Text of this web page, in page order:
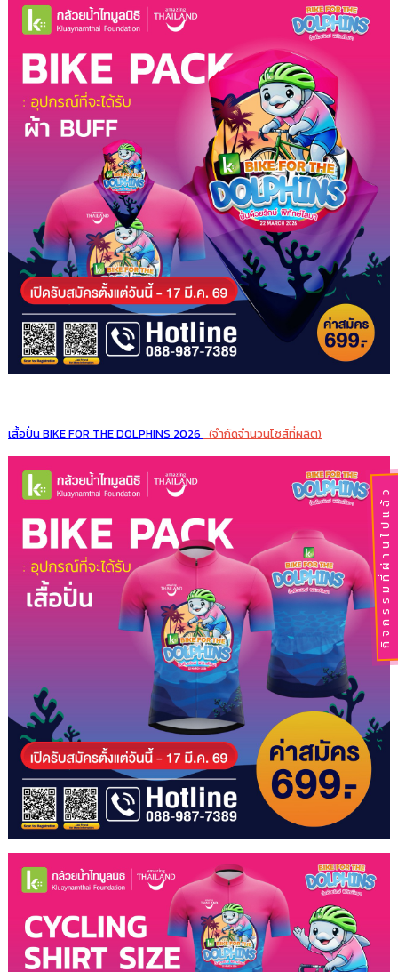
เสื้อปั่น BIKE FOR THE DOLPHINS 2026 (จำกัดจำนวนไซส์ที่ผลิต)
กิจกรรมที่ผ่านไปแล้ว